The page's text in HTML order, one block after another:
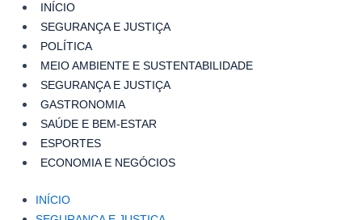
INÍCIO
SEGURANÇA E JUSTIÇA
POLÍTICA
MEIO AMBIENTE E SUSTENTABILIDADE
SEGURANÇA E JUSTIÇA
GASTRONOMIA
SAÚDE E BEM-ESTAR
ESPORTES
ECONOMIA E NEGÓCIOS
INÍCIO